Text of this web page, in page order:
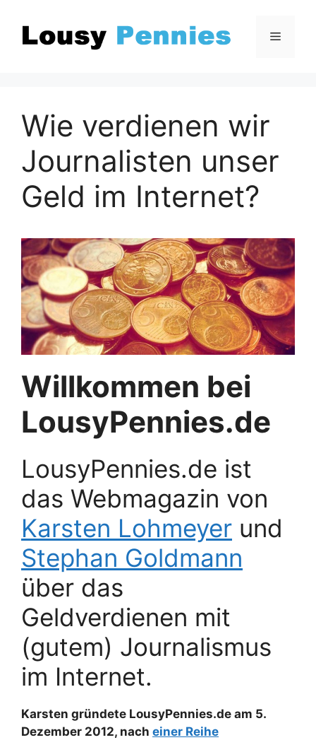
Inhalt
springen
Menü
Wie verdienen wir
Journalisten unser
Geld im Internet?
Willkommen bei
LousyPennies.de
LousyPennies.de ist
das Webmagazin von
Karsten Lohmeyer und
Stephan Goldmann
über das
Geldverdienen mit
(gutem) Journalismus
im Internet.
Karsten gründete LousyPennies.de am 5.
Dezember 2012, nach einer Reihe